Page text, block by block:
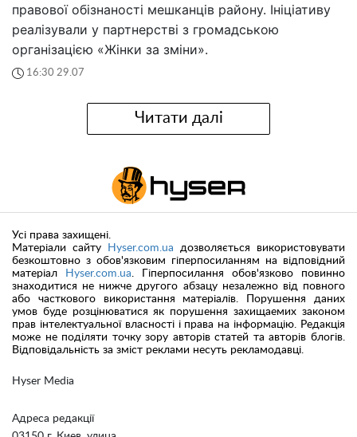
правової обізнаності мешканців району. Ініціативу
реалізували у партнерстві з громадською
організацією «Жінки за зміни».
16:30 29.07
Читати далі
Hyser Media
Адреса редакції
Усі права захищені.
Матеріали сайту
Hyser.com.ua дозволяється використовувати
безкоштовно з обов'язковим гіперпосиланням на відповідний
матеріал
Hyser.com.ua. Гіперпосилання обов'язково повинно
знаходитися не нижче другого абзацу незалежно від повного
або часткового використання матеріалів. Порушення даних
умов буде розцінюватися як порушення захищаемих законом
прав інтелектуальної власності і права на інформацію. Редакція
може не поділяти точку зору авторів статей та авторів блогів.
Відповідальність за зміст реклами несуть рекламодавці.